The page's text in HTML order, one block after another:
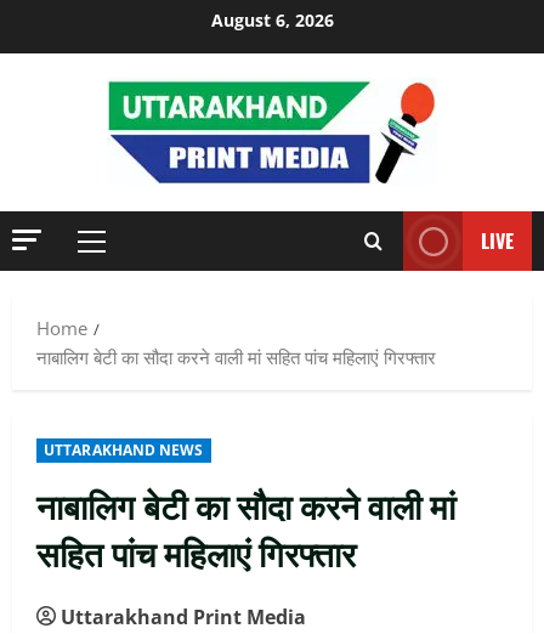
August 6, 2026
Primary
LIVE
Home
नाबालिग बेटी का सौदा करने वाली मां सहित पांच महिलाएं गिरफ्तार
UTTARAKHAND NEWS
नाबालिग बेटी का सौदा करने वाली मां
सहित पांच महिलाएं गिरफ्तार
Uttarakhand Print Media